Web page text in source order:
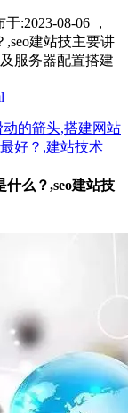
:2023-08-06 ，
建站技主要讲
服务器配置搭建
动的箭头,搭建网站
好？,建站技术
么？,seo建站技